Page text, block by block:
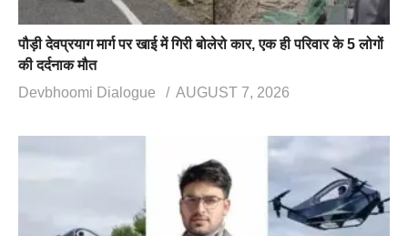
पौड़ी देवप्रयाग मार्ग पर खाई में गिरी बोलेरो कार, एक ही परिवार के 5 लोगों
की दर्दनाक मौत
Devbhoomi Dialogue
AUGUST 7, 2026